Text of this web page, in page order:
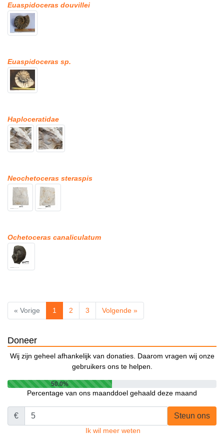
Euaspidoceras douvillei
Euaspidoceras sp.
Haploceratidae
Neochetoceras steraspis
Ochetoceras canaliculatum
« Vorige 1 2 3 Volgende »
Doneer
Wij zijn geheel afhankelijk van donaties. Daarom vragen wij onze
gebruikers ons te helpen.
50.0%
Percentage van ons maanddoel gehaald deze maand
€ Steun ons
Ik wil meer weten